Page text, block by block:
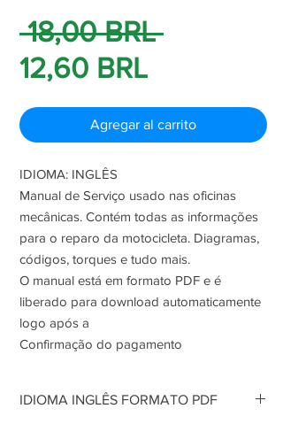
18,00 BRL Precio
12,60 BRLPrecio
de
oferta
Agregar al carrito
IDIOMA: INGLÊS
Manual de Serviço usado nas oficinas
mecânicas. Contém todas as informações
para o reparo da motocicleta. Diagramas,
códigos, torques e tudo mais.
O manual está em formato PDF e é
liberado para download automaticamente
logo após a
Confirmação do pagamento
IDIOMA INGLÊS FORMATO PDF